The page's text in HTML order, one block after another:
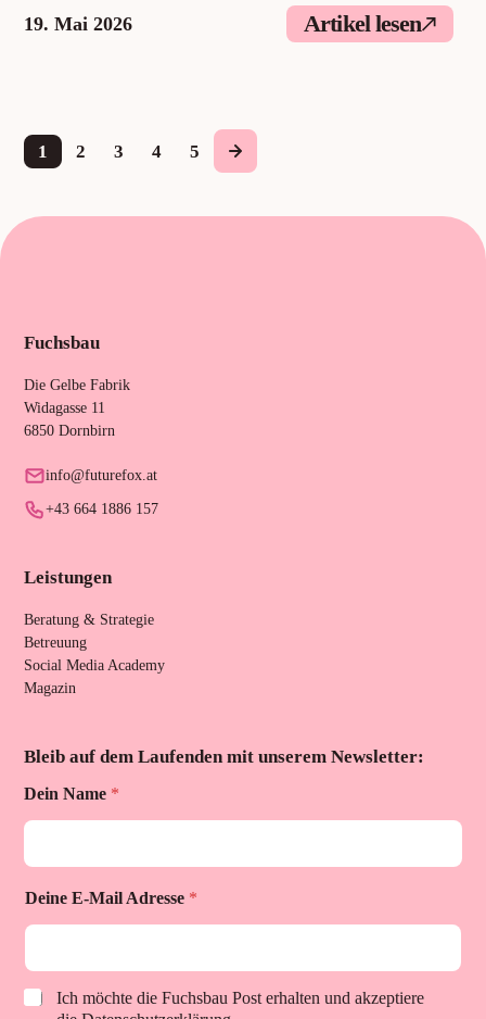
19. Mai 2026 Artikel lesen
1 2 3 4 5
Fuchsbau
Die Gelbe Fabrik
Widagasse 11
6850 Dornbirn
info@futurefox.at
+43 664 1886 157
Leistungen
Beratung & Strategie
Betreuung
Social Media Academy
Magazin
Bleib auf dem Laufenden mit unserem Newsletter:
Dein Name *
r
i
a
c
y
Deine E-Mail Adresse *
Ich möchte die Fuchsbau Post erhalten und akzeptiere